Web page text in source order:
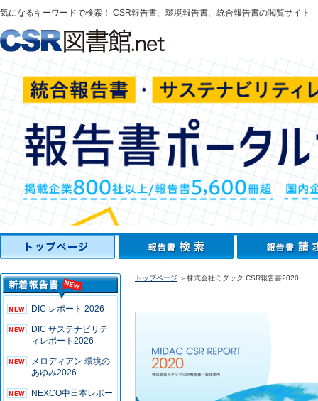
気になるキーワードで検索！ CSR報告書、環境報告書、統合報告書の閲覧サイト
DIC レポート 2026
DIC サステナビリテ
ィレポート2026
メロディアン 環境の
あゆみ2026
NEXCO中日本レポー
トップページ ＞株式会社ミダック CSR報告書2020